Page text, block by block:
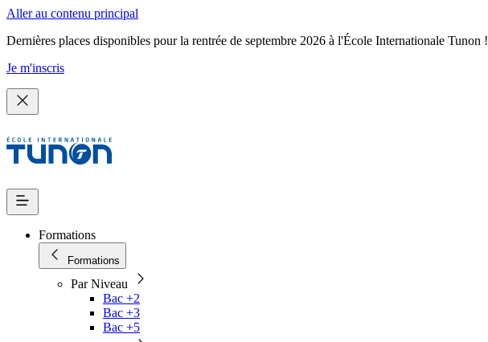
Aller au contenu principal
Dernières places disponibles pour la rentrée de septembre 2026 à l'École Internationale Tunon !
Je m'inscris
Formations
Formations
Par Niveau
Bac +2
Bac +3
Bac +5